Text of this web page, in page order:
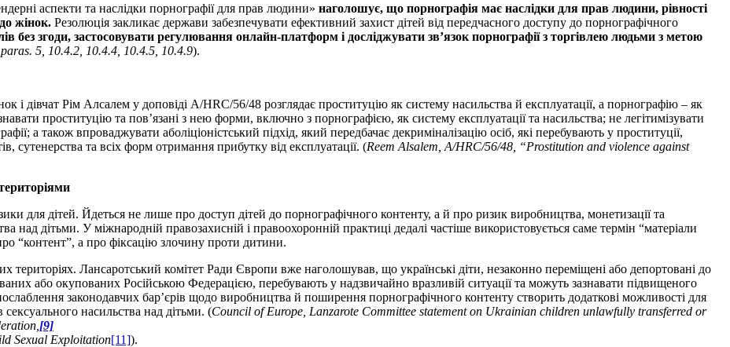
аспекти та наслідки порнографії для прав людини» наголошує, що порнографія має наслідки для прав людини, рівності
жінок. Резолюція закликає держави забезпечувати ефективний захист дітей від передчасного доступу до порнографічного
без згоди, застосовувати регулювання онлайн-платформ і досліджувати зв’язок порнографії з торгівлею людьми з метою
, paras. 5, 10.4.2, 10.4.4, 10.4.5, 10.4.9).
і дівчат Рім Алсалем у доповіді A/HRC/56/48 розглядає проституцію як систему насильства й експлуатації, а порнографію – як
проституцію та пов’язані з нею форми, включно з порнографією, як систему експлуатації та насильства; не легітимізувати
а також впроваджувати аболіціоністський підхід, який передбачає декриміналізацію осіб, які перебувають у проституції,
сутенерства та всіх форм отримання прибутку від експлуатації. (Reem Alsalem, A/HRC/56/48, “Prostitution and violence against
для дітей. Йдеться не лише про доступ дітей до порнографічного контенту, а й про ризик виробництва, монетизації та
над дітьми. У міжнародній правозахисній і правоохоронній практиці дедалі частіше використовується саме термін “матеріали
“контент”, а про фіксацію злочину проти дитини.
територіях. Лансаротський комітет Ради Європи вже наголошував, що українські діти, незаконно переміщені або депортовані до
або окупованих Російською Федерацією, перебувають у надзвичайно вразливій ситуації та можуть зазнавати підвищеного
законодавчих бар’єрів щодо виробництва й поширення порнографічного контенту створить додаткові можливості для
насильства над дітьми. (Council of Europe, Lanzarote Committee statement on Ukrainian children unlawfully transferred or
[9]
Sexual Exploitation[11]).